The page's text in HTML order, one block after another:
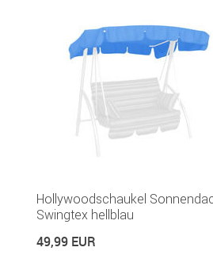
Hollywoodschaukel
Swingtex hellblau
49,99 EUR